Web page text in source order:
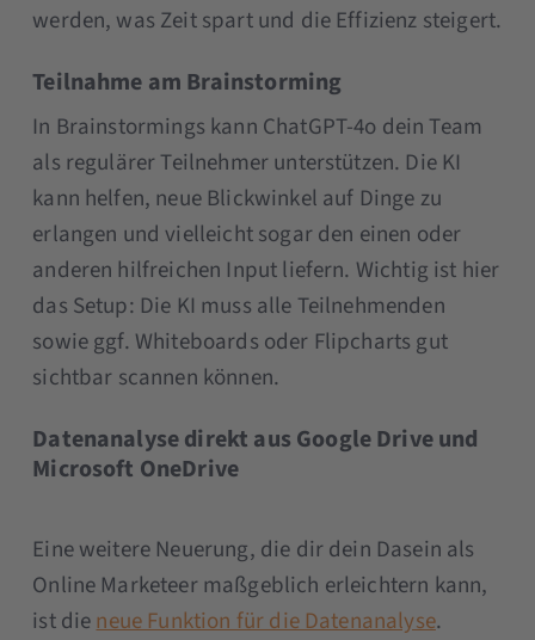
werden, was Zeit spart und die Effizienz steigert.
Teilnahme am Brainstorming
In Brainstormings kann ChatGPT-4o dein Team
als regulärer Teilnehmer unterstützen. Die KI
kann helfen, neue Blickwinkel auf Dinge zu
erlangen und vielleicht sogar den einen oder
anderen hilfreichen Input liefern. Wichtig ist hier
das Setup: Die KI muss alle Teilnehmenden
sowie ggf. Whiteboards oder Flipcharts gut
sichtbar scannen können.
Datenanalyse direkt aus Google Drive und
Microsoft OneDrive
Eine weitere Neuerung, die dir dein Dasein als
Online Marketeer maßgeblich erleichtern kann,
ist dieneue Funktion für die Datenanalyse.